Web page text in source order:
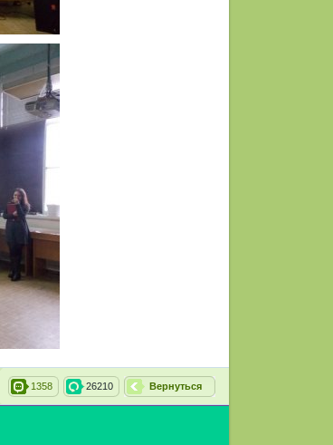
Вернуться
26210
1358